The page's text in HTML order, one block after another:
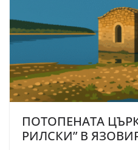
ПОТОПЕНАТА
РИЛСКИ” В